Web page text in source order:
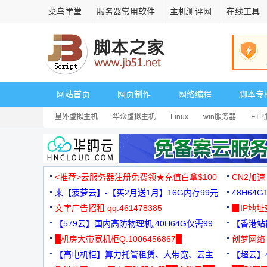
菜鸟学堂 服务器常用软件 主机测评网 在线工具
网站首页 网页制作 网络编程 脚本专
星外虚拟主机 华众虚拟主机 Linux win服务器 FTP
<推荐>云服务器注册免费领★充值白拿$100
CN2加
来【菠萝云】-【买2月送1月】16G内存99元
3000+
文字广告招租 qq:461478385
▉IP地
【579云】国内高防物理机,40H64G仅需99
元
【香港
█机房大带宽机柜Q:1006456867█
创梦网
88元/月
【高电机柜】算力托管租赁、大带宽、云主
【超云